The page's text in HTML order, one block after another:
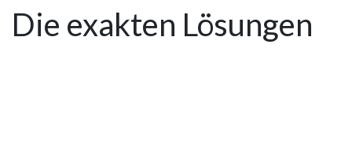
Die exakten Lösungen